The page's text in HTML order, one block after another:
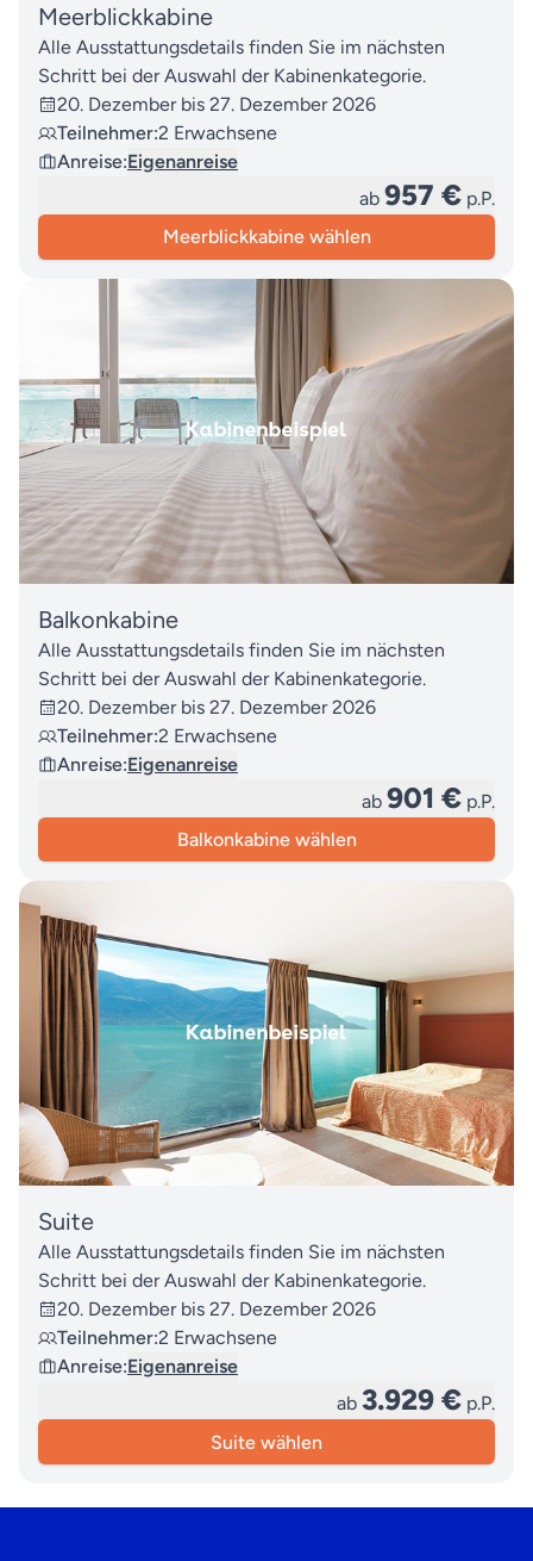
Meerblickkabine
Alle Ausstattungsdetails finden Sie im nächsten
Schritt bei der Auswahl der Kabinenkategorie.
20. Dezember bis 27. Dezember 2026
Teilnehmer:2 Erwachsene
Anreise:Eigenanreise
ab 957 € p.P.
Meerblickkabine wählen
Balkonkabine
Alle Ausstattungsdetails finden Sie im nächsten
Schritt bei der Auswahl der Kabinenkategorie.
20. Dezember bis 27. Dezember 2026
Teilnehmer:2 Erwachsene
Anreise:Eigenanreise
ab 901 € p.P.
Balkonkabine wählen
Suite
Alle Ausstattungsdetails finden Sie im nächsten
Schritt bei der Auswahl der Kabinenkategorie.
20. Dezember bis 27. Dezember 2026
Teilnehmer:2 Erwachsene
Anreise:Eigenanreise
ab 3.929 € p.P.
Suite wählen